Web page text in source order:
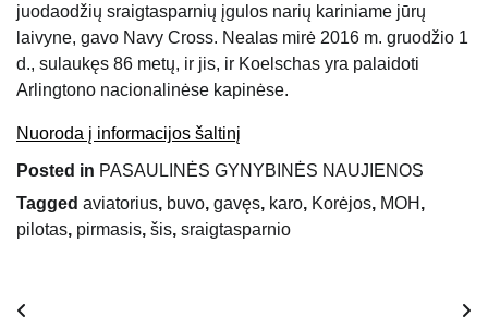
juodaodžių sraigtasparnių įgulos narių kariniame jūrų
laivyne, gavo Navy Cross. Nealas mirė 2016 m. gruodžio 1
d., sulaukęs 86 metų, ir jis, ir Koelschas yra palaidoti
Arlingtono nacionalinėse kapinėse.
Nuoroda į informacijos šaltinį
Posted in PASAULINĖS GYNYBINĖS NAUJIENOS
Tagged aviatorius, buvo, gavęs, karo, Korėjos, MOH ,
pilotas, pirmasis, šis, sraigtasparnio
Navigacija